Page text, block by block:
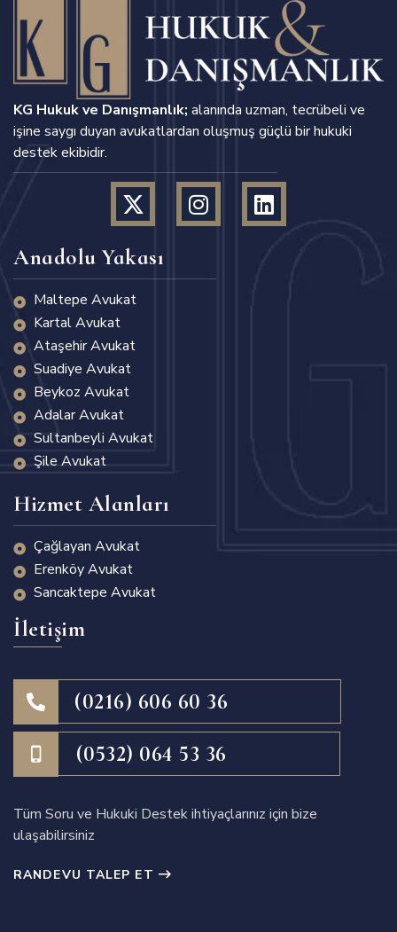
KG Hukuk ve Danışmanlık; alanında uzman, tecrübeli ve
işine saygı duyan avukatlardan oluşmuş güçlü bir hukuki
destek ekibidir.
Anadolu Yakası
Maltepe Avukat
Kartal Avukat
Ataşehir Avukat
Suadiye Avukat
Beykoz Avukat
Adalar Avukat
Sultanbeyli Avukat
Şile Avukat
Hizmet Alanları
Çağlayan Avukat
Erenköy Avukat
Sancaktepe Avukat
İletişim
(0216) 606 60 36
(0532) 064 53 36
Tüm Soru ve Hukuki Destek ihtiyaçlarınız için bize
ulaşabilirsiniz
RANDEVU TALEP ET